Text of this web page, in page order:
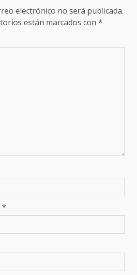
electrónico no será publicada.
están marcados con *
*